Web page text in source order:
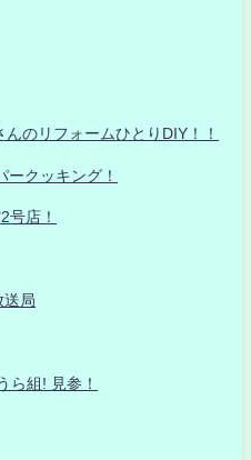
のリフォームひとりDIY！！
ークッキング！
号店！
送局
組! 見参！